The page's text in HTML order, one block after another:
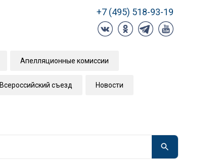
+7 (495) 518-93-19
Апелляционные комиссии
Всероссийский съезд Новости